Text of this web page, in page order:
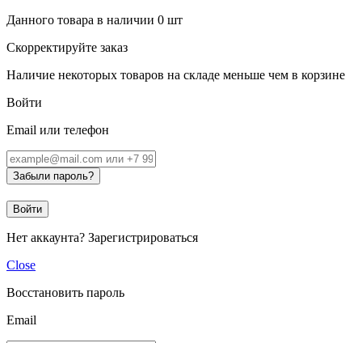
Данного товара в наличии 0 шт
Скорректируйте заказ
Наличие некоторых товаров на складе меньше чем в корзине
Войти
Email или телефон
Забыли пароль?
Войти
Нет аккаунта? Зарегистрироваться
Close
Восстановить пароль
Email